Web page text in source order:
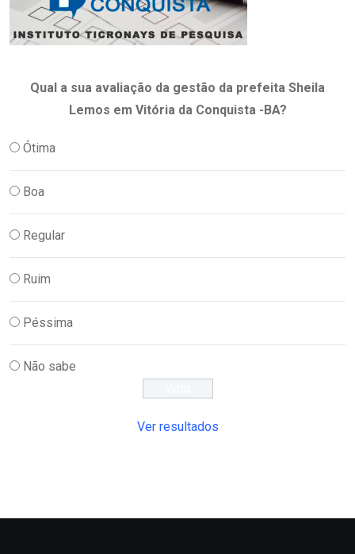
Qual a sua avaliação da gestão da prefeita Sheila
Lemos em Vitória da Conquista -BA?
Ótima
Boa
Regular
Ruim
Péssima
Não sabe
Ver resultados